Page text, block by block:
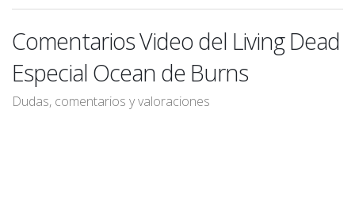
Comentarios Video del Living Dead
Especial Ocean de Burns
Dudas, comentarios y valoraciones